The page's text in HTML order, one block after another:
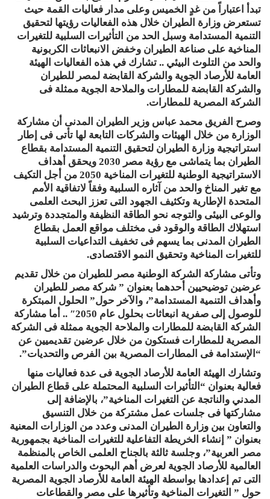
تبدأ اعتباراً من غدٍ الخميس وعلى مدار فعاليات القمة حيث
تستعرض وزارة الطيران خلال هذه الفعاليات رؤيتها لتحقيق
التنمية المستدامة وسبل الحد من التأثيرات السلبية للتغيرات
المناخية على صناعة الطيران وخفض الانبعاثات الكربونية
والحد من التلوث البيئي .. تشارك في هذه الفعاليات الهيئة
العامة للأرصاد الجوية والشركة القابضة لمصر للطيران
والشركة القابضة للمطارات والملاحة الجوية ممثلة فى
الشركة المصرية للمطارات.
وصرح الفريق محمد عباس وزير الطيران المدنى أن مشاركة
الوزارة من خلال الهيئات والشركات التابعة لها تأتى فى إطار
استراتيجية وزارة الطيران لتحقيق التنمية المستدامة بقطاع
الطيران بما يتماشى مع رؤية مصر 2030 ويحقق أهداف
الاستراتيجية الوطنية للتغيرات المناخية 2050 من أجل التكيف
مع تغير المناخ والحد من آثاره السلبية وفقاً لاتفاقية الأمم
المتحدة الإطارية وتكثيف الجهود التى تعزز البحث العلمى
والوعى البيئى والتوجه نحو الطاقة النظيفة والمتجددة وترشيد
استهلاك الطاقة والوقود فى مختلف مواقع العمل بقطاع
الطيران المدنى بما يسهم فى تخفيف التداعيات السلبية
للتغيرات المناخية وتحقيق النمو الاقتصادى.
وتأتى مشاركة الشركة الوطنية مصر للطيران من خلال تقديم
عرضين توضيحيين أحدهما بعنوان ” شركة مصر للطيران
وأهداف التنمية المستدامة”، والآخر حول” الحلول المبتكرة
للوصول إلى صفرية انبعاثات بحلول عام 2050″ .. أما مشاركة
الشركة القابضة للمطارات والملاحة الجوية ممثلة فى الشركة
المصرية للمطارات فستكون من خلال عرضين تقديميين عن
“الإستدامة فى المطارات المصرية بين الفرص والتحديات”.
وتشارك الهيئة العامة للأرصاد الجوية فى عدة فعاليات منها
فعالية بعنوان “التأثيرات السلبية المحتملة على قطاع الطيران
المدني والناتجة عن التغيرات المناخية”، بالإضافة إلى
مشاركتها فى جلسات عمل مشتركة من خلال التنسيق
والتعاون بين وزارة الطيران المدنى وعدد من الوزارات المعنية
بعنوان ” إنشاء الخريطة التفاعلية للتغيرات المناخية بجمهورية
مصر العربية”، وجلسة ثالثة بالجناح العلمى الخاص بالمنظمة
العالمية للأرصاد الجوية لعرض أهم البحوث والدراسات العلمية
التى تم إعدادها بواسطة الهيئة العامة للأرصاد الجوية المصرية
حول ” التغيرات المناخية وتأثيرها على مصر والقطاعات